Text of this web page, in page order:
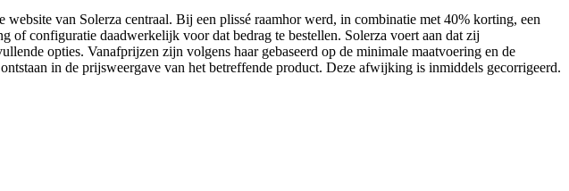
website van Solerza centraal. Bij een plissé raamhor werd, in combinatie met 40% korting, een
of configuratie daadwerkelijk voor dat bedrag te bestellen. Solerza voert aan dat zij
opties. Vanafprijzen zijn volgens haar gebaseerd op de minimale maatvoering en de
in de prijsweergave van het betreffende product. Deze afwijking is inmiddels gecorrigeerd.